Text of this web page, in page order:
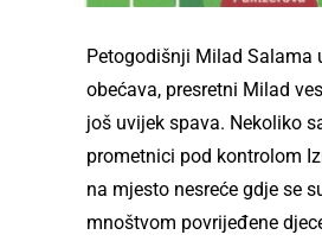
Petogodišnji Milad Salama
obećava, presretni Milad
još uvijek spava. Nekoliko
prometnici pod kontrolom
na mjesto nesreće gdje se
mnoštvom povrijeđene